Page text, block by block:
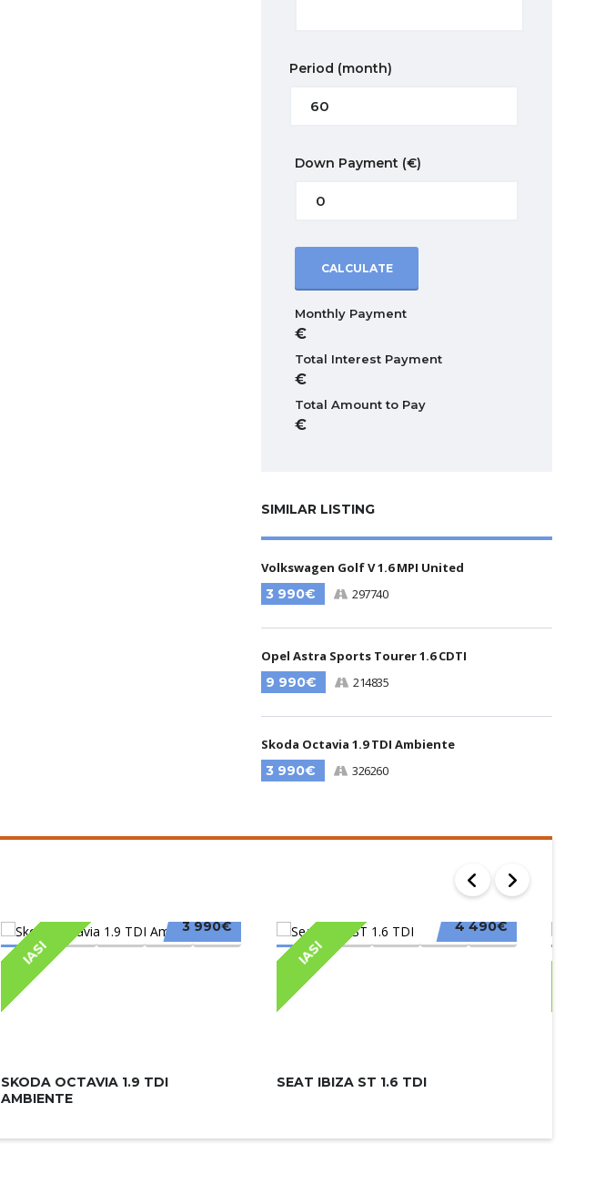
Period (month)
Down Payment (€)
CALCULATE
Monthly Payment
Total Interest Payment
Total Amount to Pay
SIMILAR LISTING
Volkswagen Golf V 1.6 MPI United
3 990€
297740
Opel Astra Sports Tourer 1.6 CDTI
9 990€
214835
Skoda Octavia 1.9 TDI Ambiente
3 990€
326260
IASI
3 990€
SKODA OCTAVIA 1.9 TDI
AMBIENTE
IASI
4 490€
SEAT IBIZA ST 1.6 TDI